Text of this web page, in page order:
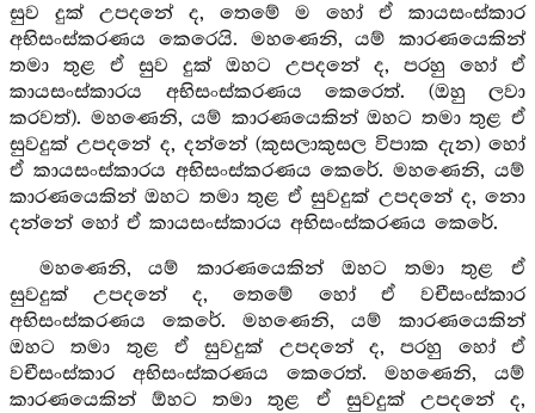
සුව දුක් උපදනේ ද, තෙමේ ම හෝ ඒ කායසංස්කාර
අභිසංස්කරණය කෙරෙයි. මහණෙනි, යම් කාරණයෙකින්
තමා තුළ ඒ සුව දුක් ඔහට උපදනේ ද, පරහු හෝ ඒ
කායසංස්කාරය අභිසංස්කරණය කෙරෙත්. (ඔහු ලවා
කරවත්). මහණෙනි, යම් කාරණයෙකින් ඔහට තමා තුළ ඒ
සුවදුක් උපදනේ ද, දන්නේ (කුසලාකුසල විපාක දැන) හෝ
ඒ කායසංස්කාරය අභිසංස්කරණය කෙරේ. මහණෙනි, යම්
කාරණයෙකින් ඔහට තමා තුළ ඒ සුවදුක් උපදනේ ද, නො
දන්නේ හෝ ඒ කායසංස්කාරය අභිසංස්කරණය කෙරේ.
මහණෙනි, යම් කාරණයෙකින් ඔහට තමා තුළ ඒ
සුවදුක් උපදනේ ද, තෙමේ හෝ ඒ වචීසංස්කාර
අභිසංස්කරණය කෙරේ. මහණෙනි, යම් කාරණයෙකින්
ඔහට තමා තුළ ඒ සුවදුක් උපදනේ ද, පරහු හෝ ඒ
වචීසංස්කාර අභිසංස්කරණය කෙරෙත්. මහණෙනි, යම්
කාරණයෙකින් ඕහට තමා තුළ ඒ සුවදුක් උපදනේ ද,